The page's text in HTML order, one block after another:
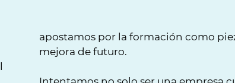
apostamos por la formación como
mejora de futuro.